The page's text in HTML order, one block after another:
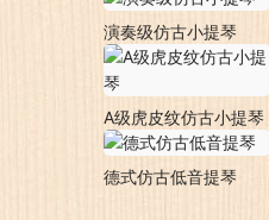
演奏级仿古小提琴
A级虎皮纹仿古小提琴
德式仿古低音提琴